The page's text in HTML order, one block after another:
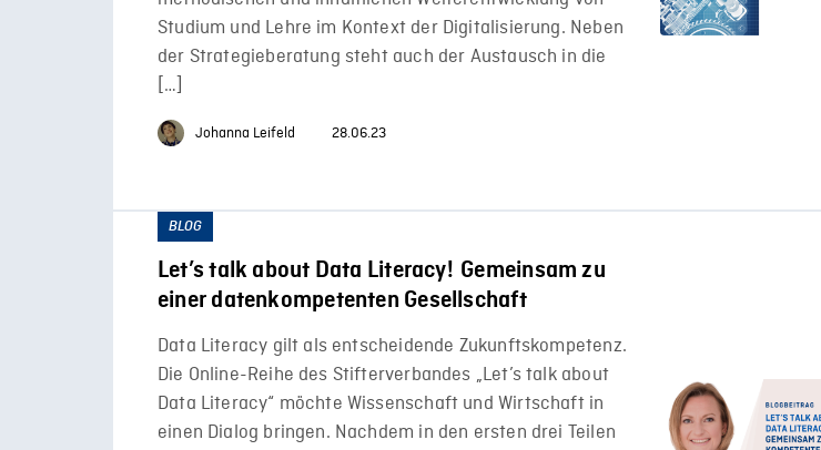
Studium und Lehre im Kontext der Digitalisierung. Neben
der Strategieberatung steht auch der Austausch in die
[…]
Johanna Leifeld 28.06.23
BLOG
Let’s talk about Data Literacy! Gemeinsam zu
einer datenkompetenten Gesellschaft
Data Literacy gilt als entscheidende Zukunftskompetenz.
Die Online-Reihe des Stifterverbandes „Let’s talk about
Data Literacy“ möchte Wissenschaft und Wirtschaft in
einen Dialog bringen. Nachdem in den ersten drei Teilen